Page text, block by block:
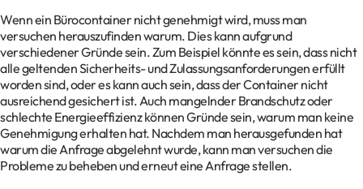
Wenn ein Bürocontainer nicht genehmigt wird, muss man
versuchen herauszufinden warum. Dies kann aufgrund
verschiedener Gründe sein. Zum Beispiel könnte es sein, dass nicht
alle geltenden Sicherheits- und Zulassungsanforderungen erfüllt
worden sind, oder es kann auch sein, dass der Container nicht
ausreichend gesichert ist. Auch mangelnder Brandschutz oder
schlechte Energieeffizienz können Gründe sein, warum man keine
Genehmigung erhalten hat. Nachdem man herausgefunden hat
warum die Anfrage abgelehnt wurde, kann man versuchen die
Probleme zu beheben und erneut eine Anfrage stellen.